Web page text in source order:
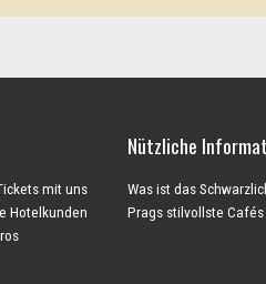
mit uns
Hotelkunden
Nützliche
Was ist das
Prags stilvollste Cafés